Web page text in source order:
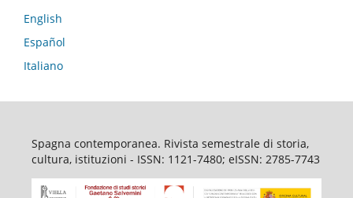
English
Español
Italiano
Spagna contemporanea. Rivista semestrale di storia,
cultura, istituzioni - ISSN: 1121-7480; eISSN: 2785-7743